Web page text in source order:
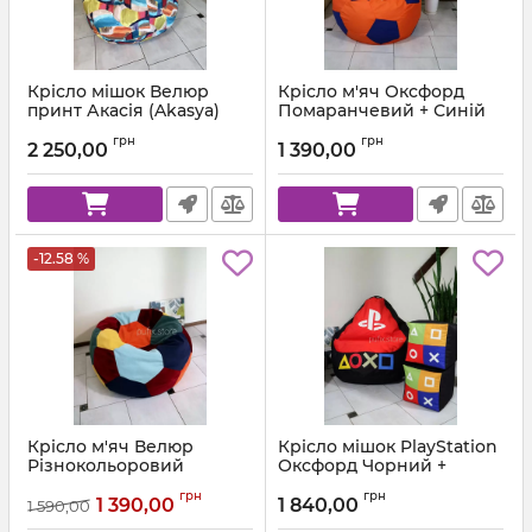
Крісло мішок Велюр
принт Акасія (Akasya)
2 250,00 грн
Крісло м'яч Оксфорд
Помаранчевий + Синій
1 390,00 грн
-12.58 %
Крісло м'яч Велюр
Різнокольоровий
1 590,00 1 390,00 грн
Крісло мішок PlayStation
Оксфорд Чорний +
Артикул: km-ps-ox-001-162-xl
1 840,00 грн